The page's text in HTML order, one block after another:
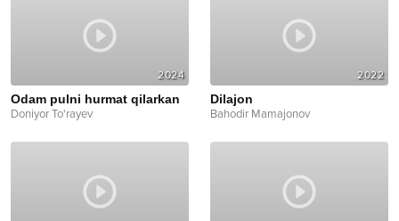
2024
Odam pulni hurmat qilarkan
Doniyor To'rayev
2022
Dilajon
Bahodir Mamajonov